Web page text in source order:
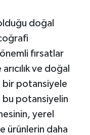
doğal
fırsatlar
ve doğal
bir potansiyele
bu potansiyelin
yerel
ürünlerin daha